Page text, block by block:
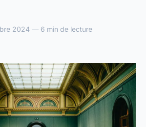
2024 — 6 min de lecture